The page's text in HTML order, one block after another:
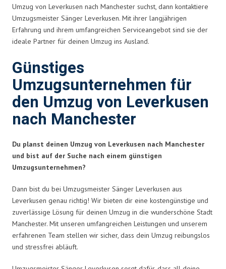
Umzug von Leverkusen nach Manchester suchst, dann kontaktiere
Umzugsmeister Sänger Leverkusen. Mit ihrer langjährigen
Erfahrung und ihrem umfangreichen Serviceangebot sind sie der
ideale Partner für deinen Umzug ins Ausland.
Günstiges
Umzugsunternehmen für
den Umzug von Leverkusen
nach Manchester
Du planst deinen Umzug von Leverkusen nach Manchester
und bist auf der Suche nach einem günstigen
Umzugsunternehmen?
Dann bist du bei Umzugsmeister Sänger Leverkusen aus
Leverkusen genau richtig! Wir bieten dir eine kostengünstige und
zuverlässige Lösung für deinen Umzug in die wunderschöne Stadt
Manchester. Mit unseren umfangreichen Leistungen und unserem
erfahrenen Team stellen wir sicher, dass dein Umzug reibungslos
und stressfrei abläuft.